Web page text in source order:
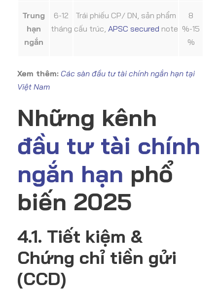
Trung
hạn
ngắn
6-12
tháng
Trái phiếu CP/ DN, sản phẩm
cấu trúc, APSC secured note
8
%-15
%
Xem thêm: Các sàn đầu tư tài chính ngắn hạn tại
Việt Nam
Những kênh
đầu tư tài chính
ngắn hạn phổ
biến 2025
4.1. Tiết kiệm &
Chứng chỉ tiền gửi
(CCD)